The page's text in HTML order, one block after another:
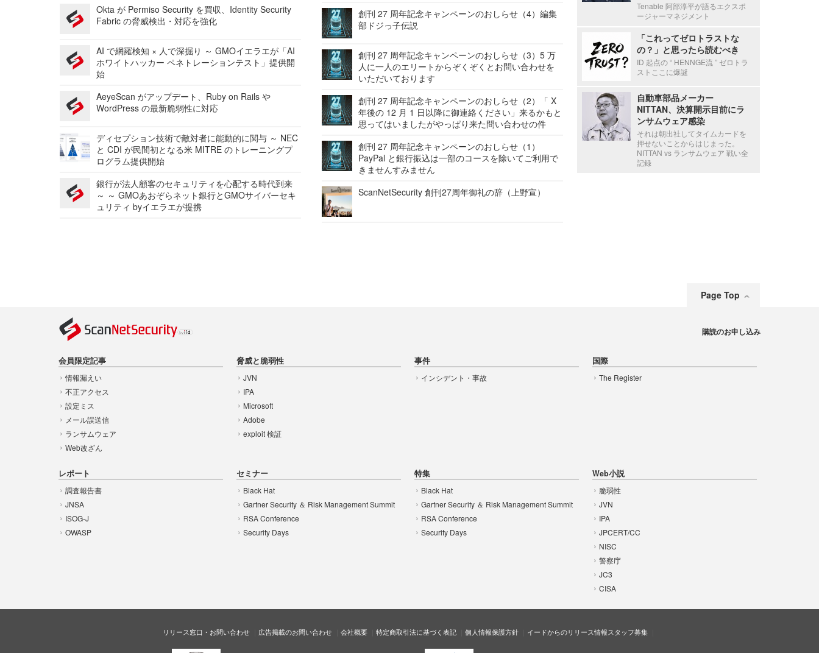
Okta が Permiso Security を買収、Identity Security
Fabric の脅威検出・対応を強化
AI で網羅検知 × 人で深掘り ～ GMOイエラエが「AI
ホワイトハッカー ペネトレーションテスト」提供開
始
AeyeScan がアップデート、Ruby on Rails や
WordPress の最新脆弱性に対応
ディセプション技術で敵対者に能動的に関与 ～ NEC
と CDI が民間初となる米 MITRE のトレーニングプ
ログラム提供開始
銀行が法人顧客のセキュリティを心配する時代到来
～ ～ GMOあおぞらネット銀行とGMOサイバーセキ
ュリティ byイエラエが提携
創刊 27 周年記念キャンペーンのおしらせ（4）編集
部ドジっ子伝説
創刊 27 周年記念キャンペーンのおしらせ（3）5 万
人に一人のエリートからぞくぞくとお問い合わせを
いただいております
創刊 27 周年記念キャンペーンのおしらせ（2）「 X
年後の 12 月 1 日以降に御連絡ください」来るかもと
思ってはいましたがやっぱり来た問い合わせの件
創刊 27 周年記念キャンペーンのおしらせ（1）
PayPal と銀行振込は一部のコースを除いてご利用で
きませんすみません
ScanNetSecurity 創刊27周年御礼の辞（上野宣）
Tenable 阿部淳平が語るエクスポ
ージャーマネジメント
「これってゼロトラストな
の？」と思ったら読むべき
ID 起点の “ HENNGE流 ” ゼロトラ
ストここに爆誕
自動車部品メーカー
NITTAN、決算開示目前にラ
ンサムウェア感染
それは朝出社してタイムカードを
押せないことからはじまった。
NITTAN vs ランサムウェア 戦い全
記録
Page Top
会員限定記事
情報漏えい
不正アクセス
設定ミス
メール誤送信
ランサムウェア
Web改ざん
脅威と脆弱性
JVN
IPA
Microsoft
Adobe
exploit 検証
事件
インシデント・事故
国際
The Register
レポート
調査報告書
JNSA
ISOG-J
OWASP
セミナー
Black Hat
Gartner Security ＆ Risk Management Summit
RSA Conference
Security Days
特集
Black Hat
Gartner Security ＆ Risk Management Summit
RSA Conference
Security Days
Web小説
脆弱性
JVN
IPA
JPCERT/CC
NISC
警察庁
JC3
CISA
購読のお申し込み
リリース窓口・お問い合わせ 広告掲載のお問い合わせ 会社概要 特定商取引法に基づく表記 個人情報保護方針 イードからのリリース情報スタッフ募集